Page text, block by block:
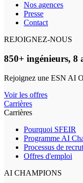
Nos agences
Presse
Contact
REJOIGNEZ-NOUS
850+ ingénieurs, 8
Rejoignez une ESN AI
Voir les offres
Carrières
Carrières
Pourquoi SFEIR
Programme AI
Processus de
Offres d'emploi
AI CHAMPIONS